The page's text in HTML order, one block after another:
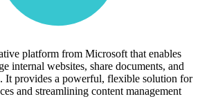
platform from Microsoft that enables
internal websites, share documents, and
It provides a powerful, flexible solution for
and streamlining content management